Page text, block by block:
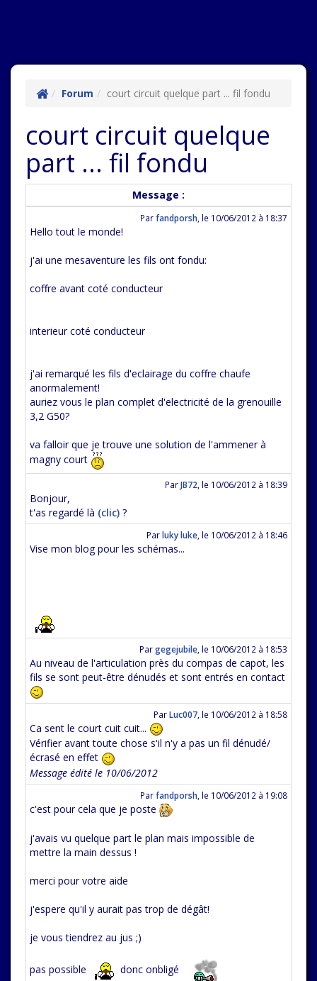
Forum court circuit quelque part ... fil fondu
court circuit quelque
part ... fil fondu
Message :
Parfandporsh le 10/06/2012 à 18:37
Hello tout le monde!
j'ai une mesaventure les fils ont fondu:
coffre avant coté conducteur
interieur coté conducteur
j'ai remarqué les fils d'eclairage du coffre chaufe
anormalement!
auriez vous le plan complet d'electricité de la grenouille
3,2 G50?
va falloir que je trouve une solution de l'ammener à
magny court
ParJB72 le 10/06/2012 à 18:39
Bonjour,
t'as regardé là (clic) ?
Parluky luke le 10/06/2012 à 18:46
Vise mon blog pour les schémas...
Pargegejubile le 10/06/2012 à 18:53
Au niveau de l'articulation près du compas de capot, les
fils se sont peut-être dénudés et sont entrés en contact
ParLuc007 le 10/06/2012 à 18:58
Ca sent le court cuit cuit...
Vérifier avant toute chose s'il n'y a pas un fil dénudé/
écrasé en effet
Message édité le 10/06/2012
Parfandporsh le 10/06/2012 à 19:08
c'est pour cela que je poste
j'avais vu quelque part le plan mais impossible de
mettre la main dessus !
merci pour votre aide
j'espere qu'il y aurait pas trop de dégât!
je vous tiendrez au jus ;)
pas possible donc onbligé